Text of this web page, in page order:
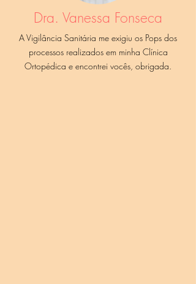
Dra. Vanessa Fonseca
A Vigilância Sanitária me exigiu os Pops dos
processos realizados em minha Clínica
Ortopédica e encontrei vocês, obrigada.